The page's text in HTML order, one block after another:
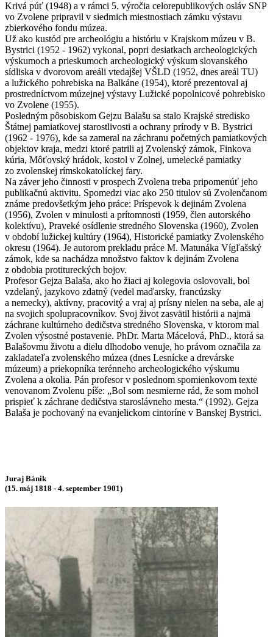
Krivá púť (1948) a v rámci 5. výročia celorepublikových osláv SNP
vo Zvolene pripravil v siedmich miestnostiach zámku výstavu
zbierkového fondu múzea.
Už ako kustód pre archeológiu a históriu v Krajskom múzeu v B.
Bystrici (1952 - 1962) vykonal, popri desiatkach archeologických
výskumoch a prieskumoch archeologický výskum slovanského
sídliska v dvorovom areáli vtedajšej VŠLD (1952, dnes areál TU)
a lužického pohrebiska na Balkáne (1954), ktoré prezentoval aj
prostredníctvom múzejnej výstavy Lužické popolnicové pohrebisko
vo Zvolene (1955).
Posledným pôsobiskom Gejzu Balašu sa stalo Krajské stredisko
Štátnej pamiatkovej starostlivosti a ochrany prírody v B. Bystrici
(1962 - 1976), kde sa zameral na záchranu početných pamiatkových
objektov kraja, medzi ktoré patrili aj Zvolenský zámok, Finkova
kúria, Môťovský hrádok, kostol v Zolnej, umelecké pamiatky
zo zvolenskej rímskokatolíckej fary.
Na záver jeho činnosti v prospech Zvolena treba pripomenúť jeho
publikačnú aktivitu. Spomedzi viac ako 250 titulov sú Zvolenčanom
známe predovšetkým jeho práce: Príspevok k dejinám Zvolena
(1956), Zvolen v minulosti a prítomnosti (1959, člen autorského
kolektívu), Praveké osídlenie stredného Slovenska (1960), Zvolen
v období lužickej kultúry (1964), Historické pamiatky Zvolenského
okresu (1964). Je autorom prekladu práce M. Matunáka Vígľašský
zámok, kde sa nachádza množstvo faktov k dejinám Zvolena
z obdobia protitureckých bojov.
Profesor Gejza Balaša, ako ho žiaci aj kolegovia oslovovali, bol
vzdelaný, jazykovo zdatný (vedel maďarsky, francúzsky
a nemecky), aktívny, pracovitý a vraj aj prísny nielen na seba, ale aj
na svojich spolupracovníkov. Svoj život zasvätil histórii a najmä
záchrane kultúrneho dedičstva stredného Slovenska, v ktorom mal
Zvolen výsostné postavenie. PhDr. Marta Mácelová, PhD., ktorá sa
Balašovmu životu a dielu dlhodobo venuje, ho právom označila za
zakladateľa zvolenského múzea (dnes Lesnícke a drevárske
múzeum) a priekopníka terénneho archeologického výskumu
Zvolena a okolia. Pán profesor v poslednom spomienkovom texte
venovanom Zvolenu píše: „Bol som nesmierne rád, že som mohol
prispieť k záchrane dedičstva staroslávneho mesta.“ (1992). Gejza
Balaša je pochovaný na evanjelickom cintoríne v Banskej Bystrici.
Juraj Bánik
(15. máj 1818 - 4. september 1901)